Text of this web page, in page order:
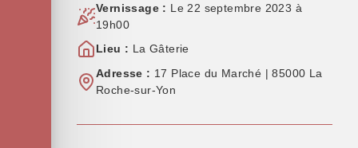
Vernissage : Le 22 septembre 2023 à
19h00
Lieu : La Gâterie
Adresse : 17 Place du Marché | 85000 La
Roche-sur-Yon